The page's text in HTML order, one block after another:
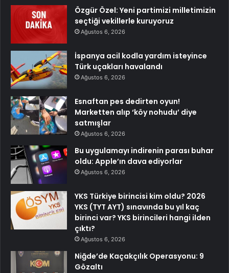
Özgür Özel: Yeni partimizi milletimizin
seçtiği vekillerle kuruyoruz
Ağustos 6, 2026
İspanya acil kodla yardım isteyince
Türk uçakları havalandı
Ağustos 6, 2026
Esnaftan pes dedirten oyun!
Marketten alıp ‘köy nohudu’ diye
satmışlar
Ağustos 6, 2026
Bu uygulamayı indirenin parası buhar
oldu: Apple’ın dava ediyorlar
Ağustos 6, 2026
YKS Türkiye birincisi kim oldu? 2026
YKS (TYT AYT) sınavında bu yıl kaç
birinci var? YKS birincileri hangi ilden
çıktı?
Ağustos 6, 2026
Niğde’de Kaçakçılık Operasyonu: 9
Gözaltı